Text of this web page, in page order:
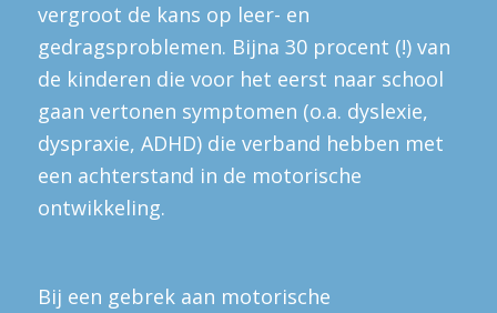
vergroot de kans op leer- en
gedragsproblemen. Bijna 30 procent (!) van
de kinderen die voor het eerst naar school
gaan vertonen symptomen (o.a. dyslexie,
dyspraxie, ADHD) die verband hebben met
een achterstand in de motorische
ontwikkeling.
Bij een gebrek aan motorische